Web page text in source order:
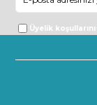
Üyelik koşullarını